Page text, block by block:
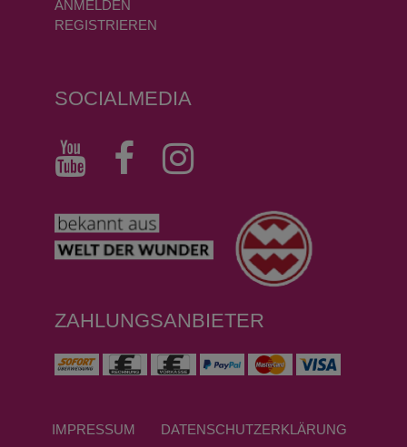
ANMELDEN
REGISTRIEREN
SOCIALMEDIA
ZAHLUNGSANBIETER
IMPRESSUM DATEN­SCHUTZ­ERKLÄRUNG